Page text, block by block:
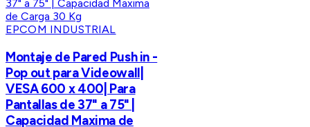
EPCOM INDUSTRIAL
Montaje de Pared Push in -
Pop out para Videowall|
VESA 600 x 400| Para
Pantallas de 37" a 75" |
Capacidad Maxima de